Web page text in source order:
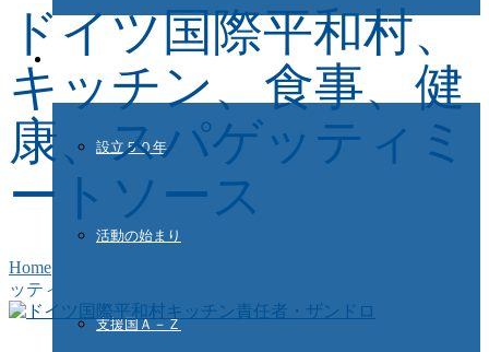
ドイツ国際平和村とは
設立５０年
活動の始まり
支援国Ａ－Ｚ
ドイツ国際平和村、
キッチン、食事、健
康、スパゲッティミ
ートソース
Home
ッティミートソース